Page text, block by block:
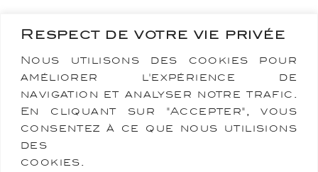
Respect de votre vie privée
Nous utilisons des cookies pour
améliorer l'expérience de
navigation et analyser notre trafic.
En cliquant sur "Accepter", vous
consentez à ce que nous utilisions
des
cookies.
Martinelli- -